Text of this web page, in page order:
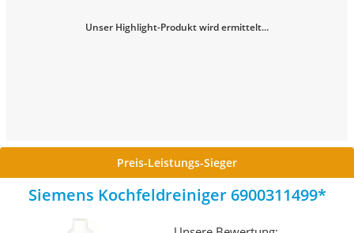
Unser Highlight-Produkt wird ermittelt...
Preis-Leistungs-Sieger
Siemens Kochfeldreiniger 6900311499